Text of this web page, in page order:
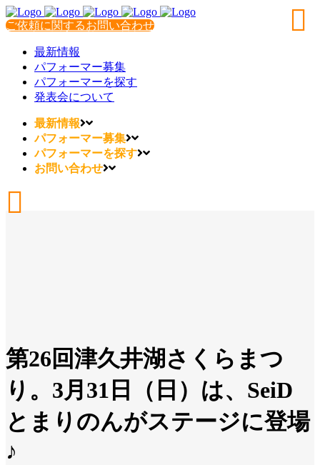
ご依頼に関するお問い合わせ
最新情報
パフォーマー募集
パフォーマーを探す
発表会について
最新情報
パフォーマー募集
パフォーマーを探す
お問い合わせ
第26回津久井湖さくらまつ
り。3月31日（日）は、SeiD
とまりのんがステージに登場
♪